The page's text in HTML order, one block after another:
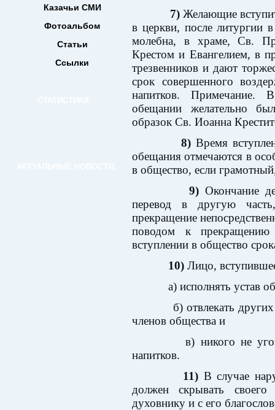
Казачьи СМИ
Фотоальбом
Статьи
Ссылки
7)Желающие
в церкви, после литургии
молебна, в храме, Св.
Крестом и Евангелием, в
трезвенников и дают
срок совершенного
напитков. Примечание.
обещании желательно
образок Св. Иоанна
8) Время
обещания отмечаются в
в общество, если
9)Окончание
перевод в другую
прекращение
поводом к прекращению
вступлении в общество
10) Лицо,
а) исполнять устав
б) отвлекать других
членов общества и
в) никого не
напитков.
11) В случае
должен скрывать
духовнику и с его